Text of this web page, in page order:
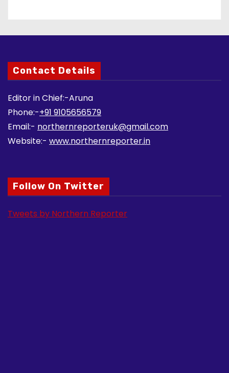
Contact Details
Editor in Chief:-Aruna
Phone:-+91 9105656579
Email:- northernreporteruk@gmail.com
Website:- www.northernreporter.in
Follow On Twitter
Tweets by Northern Reporter